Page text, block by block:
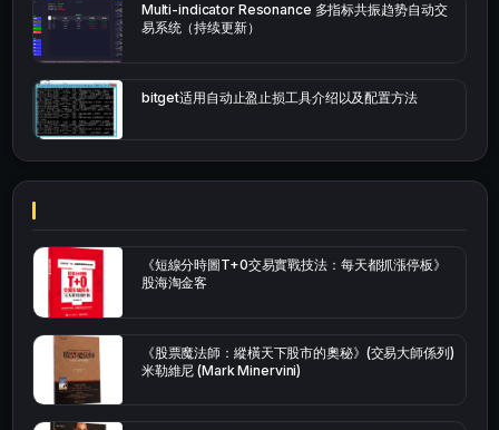
Multi-indicator Resonance 多指标共振趋势自动交
易系统（持续更新）
bitget适用自动止盈止损工具介绍以及配置方法
《短線分時圖T+0交易實戰技法：每天都抓漲停板》
股海淘金客
《股票魔法師：縱橫天下股市的奧秘》(交易大師係列)
米勒維尼 (Mark Minervini)